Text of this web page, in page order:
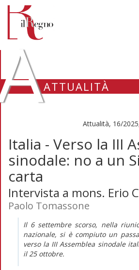
ATTUALITÀ
Attualità, 16/
Italia - Verso la III
sinodale: no a un
carta
Intervista a mons. Erio
Paolo Tomassone
Il 6 settembre scorso, nella
nazionale, si è compiuto un
verso la III Assemblea sinodale
il 25 ottobre.